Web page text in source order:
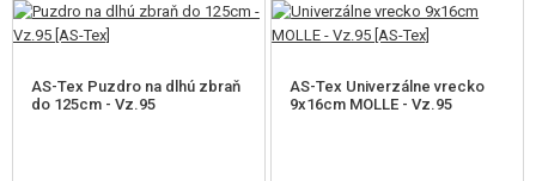
AS-Tex Puzdro na dlhú zbraň
do 125cm - Vz.95
AS-Tex Univerzálne vrecko
9x16cm MOLLE - Vz.95